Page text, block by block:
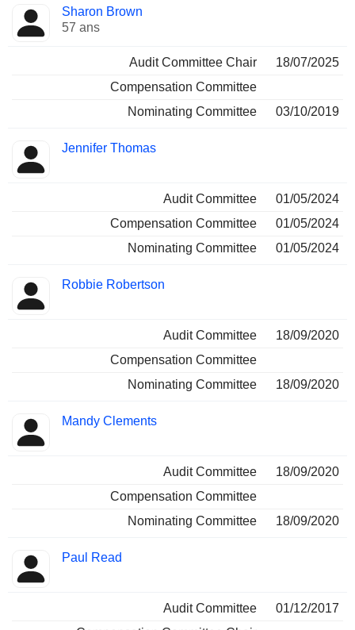
Sharon Brown
57 ans
Audit Committee Chair
18/07/2025
Compensation Committee
Nominating Committee
03/10/2019
Jennifer Thomas
Audit Committee
01/05/2024
Compensation Committee
01/05/2024
Nominating Committee
01/05/2024
Robbie Robertson
Audit Committee
18/09/2020
Compensation Committee
Nominating Committee
18/09/2020
Mandy Clements
Audit Committee
18/09/2020
Compensation Committee
Nominating Committee
18/09/2020
Paul Read
Audit Committee
01/12/2017